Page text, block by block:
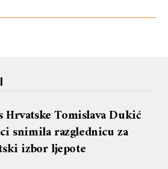
Hrvatske Tomislava Dukić
snimila razglednicu za
izbor ljepote